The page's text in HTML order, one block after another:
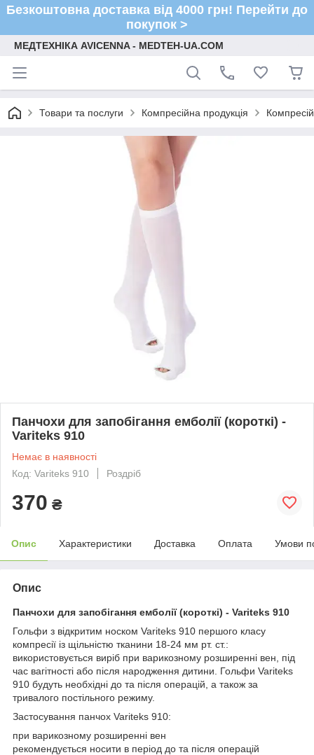
Безкоштовна доставка від 4000 грн! Перейти до
покупок >
МЕДТЕХНІКА AVICENNA - MEDTEH-UA.COM
Товари та послуги Компресійна продукція
Панчохи для запобігання емболії (короткі) -
Variteks 910
Немає в наявності
Код: Variteks 910
Роздріб
370 ₴
Опис Характеристики Доставка Оплата Умови
Опис
Панчохи для запобігання емболії (короткі) - Variteks 910
Гольфи з відкритим носком Variteks 910 першого класу
компресії із щільністю тканини 18-24 мм рт. ст.:
використовується виріб при варикозному розширенні вен, під
час вагітності або після народження дитини. Гольфи Variteks
910 будуть необхідні до та після операцій, а також за
тривалого постільного режиму.
Застосування панчох Variteks 910:
при варикозному розширенні вен
рекомендується носити в період до та після операцій